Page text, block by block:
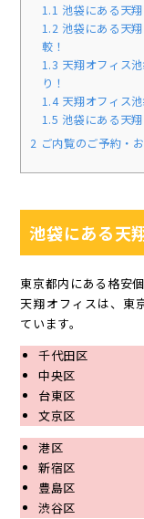
1.1 池袋にある天
1.2 池袋にある天
較！
1.3 天翔オフィス
り！
1.4天翔オフィス池
1.5 池袋にある天
2 ご内覧のご予約・
池袋にある天
東京都内にある格安
天翔オフィスは、東
ています。
千代田区
中央区
台東区
文京区
港区
新宿区
豊島区
渋谷区